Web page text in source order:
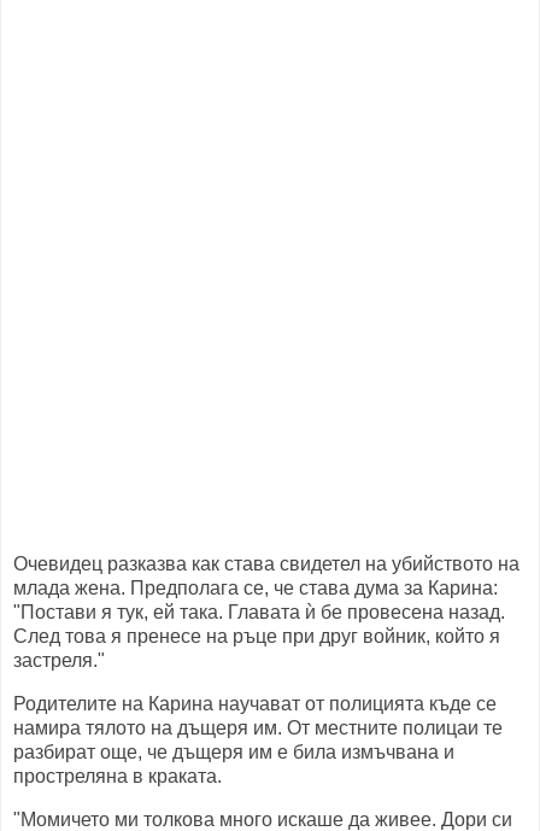
Очевидец разказва как става свидетел на убийството на
млада жена. Предполага се, че става дума за Карина:
"Постави я тук, ей така. Главата ѝ бе провесена назад.
След това я пренесе на ръце при друг войник, който я
застреля."
Родителите на Карина научават от полицията къде се
намира тялото на дъщеря им. От местните полицаи те
разбират още, че дъщеря им е била измъчвана и
простреляна в краката.
"Момичето ми толкова много искаше да живее. Дори си